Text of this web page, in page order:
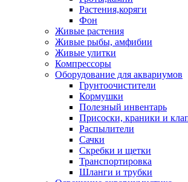
Растения,коряги
Фон
Живые растения
Живые рыбы, амфибии
Живые улитки
Компрессоры
Оборудование для аквариумов
Грунтоочистители
Кормушки
Полезный инвентарь
Присоски, краники и
Распылители
Сачки
Скребки и щетки
Транспортировка
Шланги и трубки